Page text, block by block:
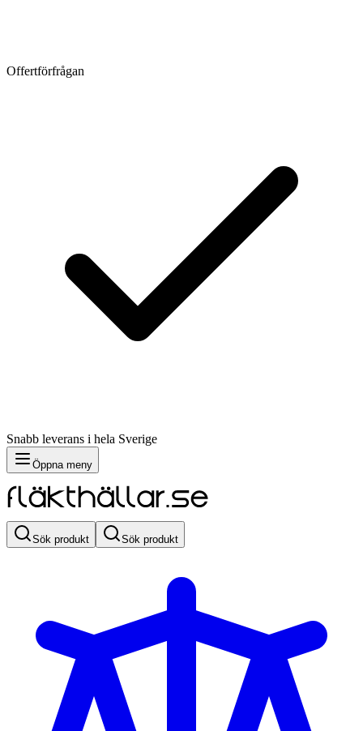
Offertförfrågan
Snabb leverans i hela Sverige
Öppna meny
Sök produkt Sök produkt